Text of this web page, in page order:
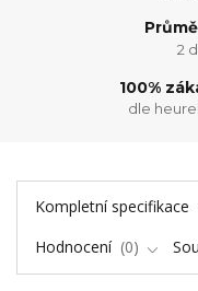
2
100%
dle
Kompletní specifikace
Hodnocení
0